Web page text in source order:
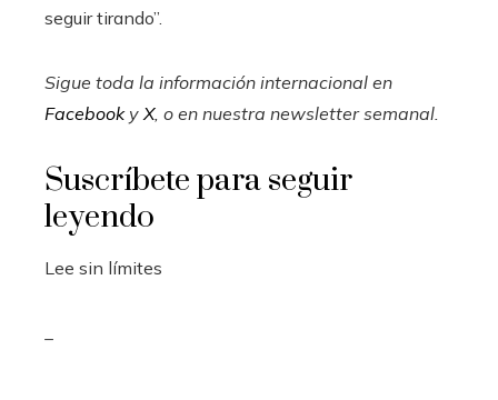
seguir tirando”.
Sigue toda la información internacional en
FacebookyX, o en nuestra newsletter semanal.
Suscríbete para seguir
leyendo
Lee sin límites